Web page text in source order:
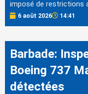
imposé de restrictions
6 août 2026 14:41
Barbade:
Boeing 737
détectées